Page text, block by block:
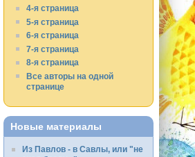
4-я страница
5-я страница
6-я страница
7-я страница
8-я страница
Все авторы на одной
странице
Новые материалы
Из Павлов - в Савлы, или "не